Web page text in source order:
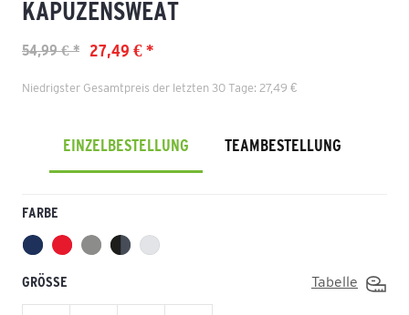
KAPUZENSWEAT
27,49 € *
54,99 € *
Niedrigster Gesamtpreis der letzten 30 Tage: 27,49 €
EINZELBESTELLUNG TEAMBESTELLUNG
FARBE
GRÖSSE Tabelle